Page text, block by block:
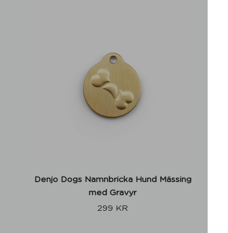
Denjo Dogs Namnbricka Hund Mässing
med Gravyr
299 KR